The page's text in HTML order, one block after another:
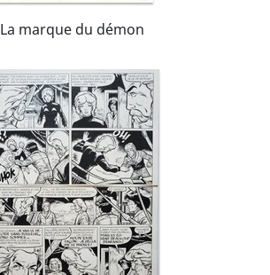
La marque du démon